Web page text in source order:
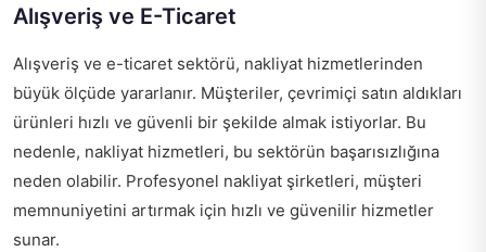
Alışveriş ve E-Ticaret
Alışveriş ve e-ticaret sektörü, nakliyat hizmetlerinden
büyük ölçüde yararlanır. Müşteriler, çevrimiçi satın aldıkları
ürünleri hızlı ve güvenli bir şekilde almak istiyorlar. Bu
nedenle, nakliyat hizmetleri, bu sektörün başarısızlığına
neden olabilir. Profesyonel nakliyat şirketleri, müşteri
memnuniyetini artırmak için hızlı ve güvenilir hizmetler
sunar.